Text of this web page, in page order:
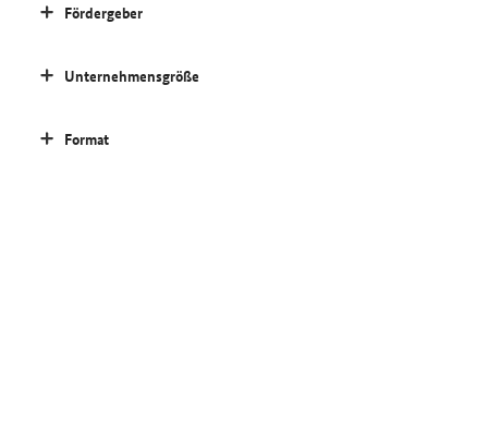
Fördergeber
Unternehmensgröße
Format